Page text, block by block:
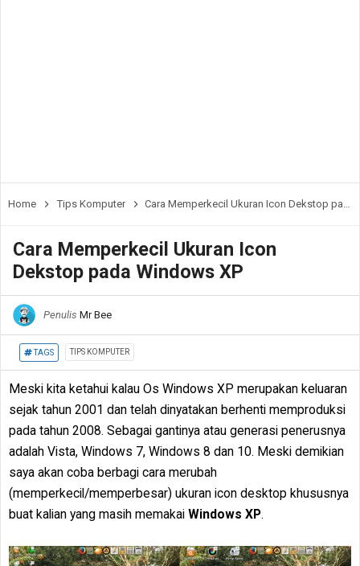
Home Tips Komputer Cara Memperkecil Ukuran Icon Dekstop pada Windows XP
Cara Memperkecil Ukuran Icon
Dekstop pada Windows XP
Penulis Mr Bee
TAGS TIPS KOMPUTER
Meski kita ketahui kalau Os Windows XP merupakan keluaran
sejak tahun 2001 dan telah dinyatakan berhenti memproduksi
pada tahun 2008. Sebagai gantinya atau generasi penerusnya
adalah Vista, Windows 7, Windows 8 dan 10. Meski demikian
saya akan coba berbagi cara merubah
(memperkecil/memperbesar) ukuran icon desktop khususnya
buat kalian yang masih memakai Windows XP.